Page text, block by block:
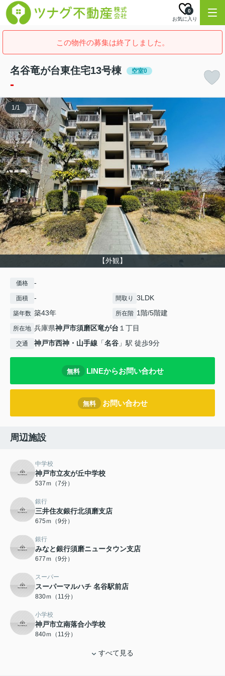
お気に入り
0
この物件の募集は終了しました。
名谷竜が台東住宅13号棟 空室0
-
【外観】
1/1
価格 -
面積 - 間取り 3LDK
築年数 築43年 所在階 1階/5階建
所在地 兵庫県神戸市須磨区竜が台 １丁目
交通 神戸市西神・山手線 「名谷 」駅 徒歩9分
無料 LINEからお問い合わせ
無料 お問い合わせ
周辺施設
中学校
神戸市立友が丘中学校
537ｍ（7分）
銀行
三井住友銀行北須磨支店
675ｍ（9分）
銀行
みなと銀行須磨ニュータウン支店
677ｍ（9分）
スーパー
スーパーマルハチ 名谷駅前店
830ｍ（11分）
小学校
神戸市立南落合小学校
840ｍ（11分）
すべて見る